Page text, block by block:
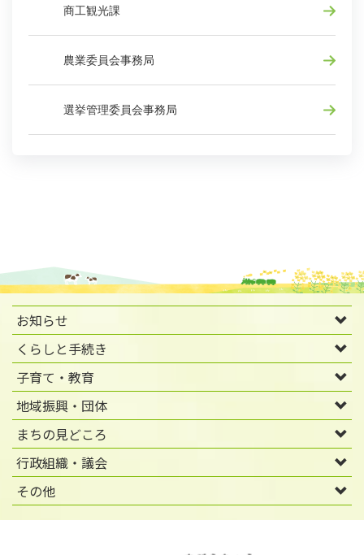
商工観光課
農業委員会事務局
選挙管理委員会事務局
お知らせ
くらしと手続き
子育て・教育
地域振興・団体
まちの見どころ
行政組織・議会
その他